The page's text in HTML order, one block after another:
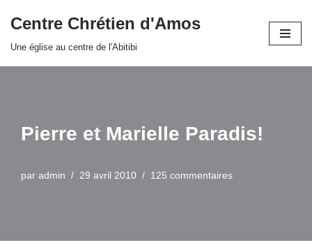
Centre Chrétien d'Amos
Une église au centre de l'Abitibi
Pierre et Marielle Paradis!
par admin 29 avril 2010 125 commentaires